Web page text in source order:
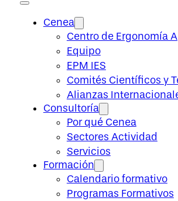
Cenea
Centro de Ergonomía
Equipo
EPM IES
Comités Científicos y
Alianzas
Consultoría
Por qué Cenea
Sectores Actividad
Servicios
Formación
Calendario formativo
Programas Formativos